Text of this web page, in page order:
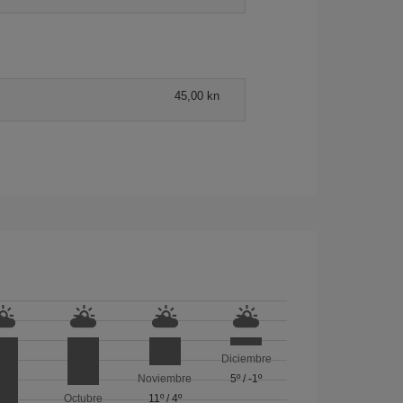
45,00 kn
Octubre
Noviembre
11º/ 4º
Diciembre
5º /-1º